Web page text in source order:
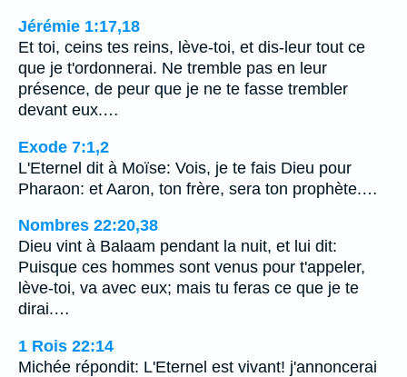
Jérémie 1:17,18
Et toi, ceins tes reins, lève-toi, et dis-leur tout ce
que je t'ordonnerai. Ne tremble pas en leur
présence, de peur que je ne te fasse trembler
devant eux.…
Exode 7:1,2
L'Eternel dit à Moïse: Vois, je te fais Dieu pour
Pharaon: et Aaron, ton frère, sera ton prophète.…
Nombres 22:20,38
Dieu vint à Balaam pendant la nuit, et lui dit:
Puisque ces hommes sont venus pour t'appeler,
lève-toi, va avec eux; mais tu feras ce que je te
dirai.…
1 Rois 22:14
Michée répondit: L'Eternel est vivant! j'annoncerai